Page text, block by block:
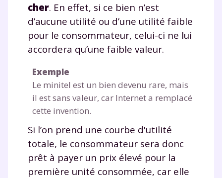
cher. En effet, si ce bien n’est
d’aucune utilité ou d’une utilité faible
pour le consommateur, celui-ci ne lui
accordera qu’une faible valeur.
Exemple
Le minitel est un bien devenu rare, mais
il est sans valeur, car Internet a remplacé
cette invention.
Si l’on prend une courbe d'utilité
totale, le consommateur sera donc
prêt à payer un prix élevé pour la
première unité consommée, car elle